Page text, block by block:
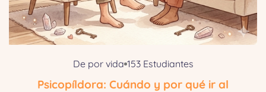
De por vida 153 Estudiantes
Psicopíldora: Cuándo y por qué ir al